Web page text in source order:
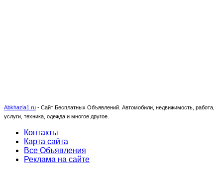
Abkhazia1.ru - Сайт Бесплатных Объявлений. Автомобили, недвижимость, работа,
услуги, техника, одежда и многое другое.
Контакты
Карта сайта
Все Объявления
Реклама на сайте